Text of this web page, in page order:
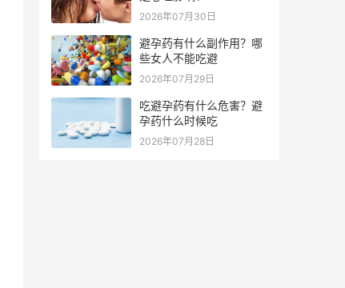
2026年07月30日
避孕药有什么副作用？哪
些女人不能吃避
2026年07月29日
吃避孕药有什么危害？避
孕药什么时候吃
2026年07月28日